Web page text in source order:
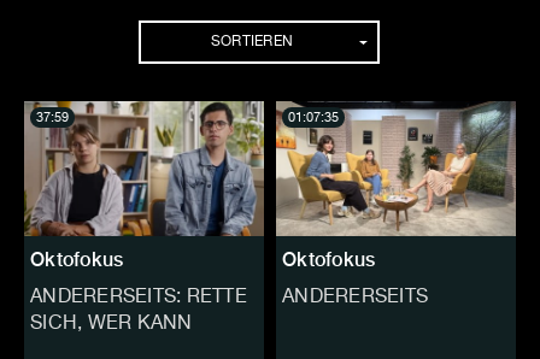
SORTIEREN
Oktofokus
ANDERERSEITS: RETTE
SICH, WER KANN
37:59
Oktofokus
ANDERERSEITS
01:07:35